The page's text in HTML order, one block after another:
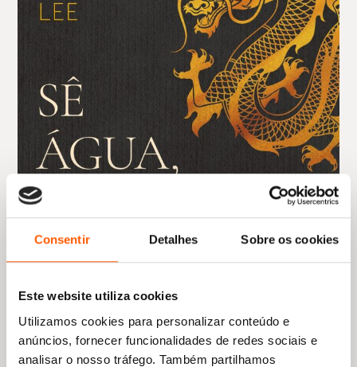
Consentir Detalhes Sobre os cookies
Este website utiliza cookies
Utilizamos cookies para personalizar conteúdo e
anúncios, fornecer funcionalidades de redes sociais e
analisar o nosso tráfego. Também partilhamos